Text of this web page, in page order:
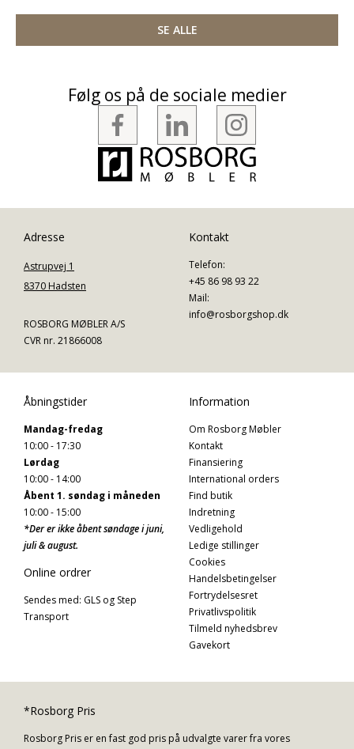
SE ALLE
Følg os på de sociale medier
Adresse
Astrupvej 1
8370 Hadsten
ROSBORG MØBLER A/S
CVR nr. 21866008
Kontakt
Telefon:
+45 86 98 93 22
Mail:
info@rosborgshop.dk
Åbningstider
Mandag-fredag
10:00 - 17:30
Lørdag
10:00 - 14:00
Åbent 1. søndag i måneden
10:00 - 15:00
*Der er ikke åbent søndage i juni,
juli & august.
Online ordrer
Sendes med: GLS og Step
Transport
Information
Om Rosborg Møbler
Kontakt
Finansiering
International orders
Find butik
Indretning
Vedligehold
Ledige stillinger
Cookies
Handelsbetingelser
Fortrydelsesret
Privatlivspolitik
Tilmeld nyhedsbrev
Gavekort
*Rosborg Pris
Rosborg Pris er en fast god pris på udvalgte varer fra vores